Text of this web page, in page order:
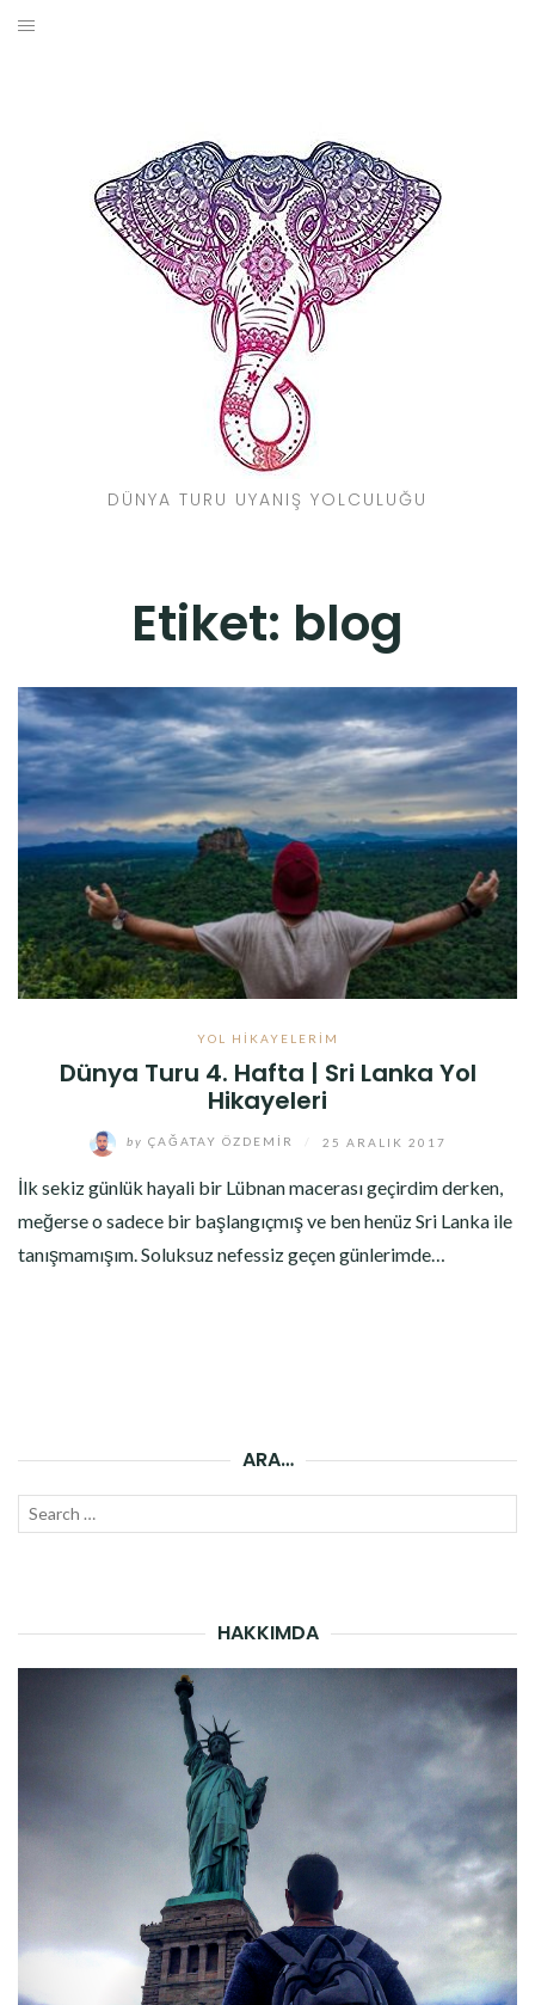
Skip
DÜNYA TURU UYANIŞ YOLCULUĞU
Etiket: blog
YOL HIKAYELERIM
Dünya Turu 4. Hafta | Sri Lanka Yol
Hikayeleri
by ÇAĞATAY ÖZDEMIR 25 ARALIK 2017
İlk sekiz günlük hayali bir Lübnan macerası geçirdim derken,
meğerse o sadece bir başlangıçmış ve ben henüz Sri Lanka ile
tanışmamışım. Soluksuz nefessiz geçen günlerimde…
ARA…
Search
HAKKIMDA
SEYAHAT REHBERI